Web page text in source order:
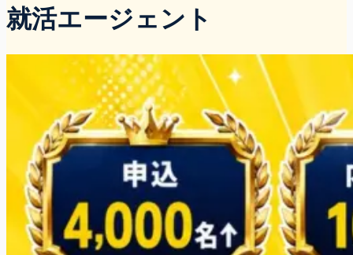
就活エージェント